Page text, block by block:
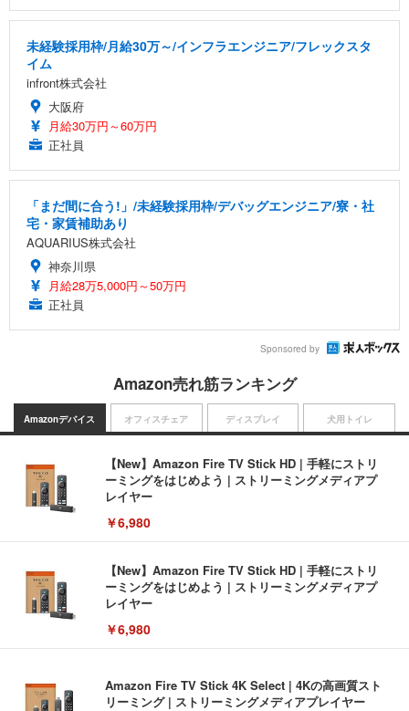
未経験採用枠/月給30万～/インフラエンジニア/フレックスタ
イム
infront株式会社
大阪府
月給30万円～60万円
正社員
「まだ間に合う!」/未経験採用枠/デバッグエンジニア/寮・社
宅・家賃補助あり
AQUARIUS株式会社
神奈川県
月給28万5,000円～50万円
正社員
Sponsored by
Amazon売れ筋ランキング
Amazonデバイス
【New】Amazon Fire TV Stick HD | 手軽にストリ
ーミングをはじめよう | ストリーミングメディアプ
レイヤー
￥6,980
【New】Amazon Fire TV Stick HD | 手軽にストリ
ーミングをはじめよう | ストリーミングメディアプ
レイヤー
￥6,980
Amazon Fire TV Stick 4K Select | 4Kの高画質スト
リーミング | ストリーミングメディアプレイヤー
オフィスチェア ディスプレイ 犬用トイレ